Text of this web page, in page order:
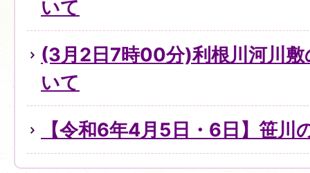
いて
(3月2日7時00分)利根川河川
いて
【令和6年4月5日・6日】笹川